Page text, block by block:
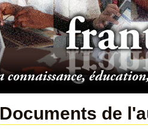
Documents de